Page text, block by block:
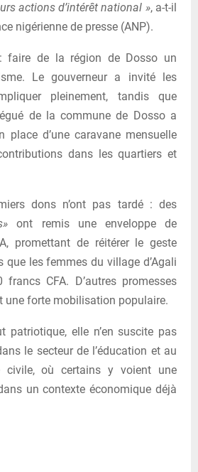
actions d’intérêt national », a-t-il
nigérienne de presse (ANP).
: faire de la région de Dosso un
Le gouverneur a invité les
pleinement, tandis que
de la commune de Dosso a
place d’une caravane mensuelle
dans les quartiers et
dons n’ont pas tardé : des
ont remis une enveloppe de
promettant de réitérer le geste
que les femmes du village d’Agali
CFA. D’autres promesses
une forte mobilisation populaire.
patriotique, elle n’en suscite pas
le secteur de l’éducation et au
civile, où certains y voient une
un contexte économique déjà